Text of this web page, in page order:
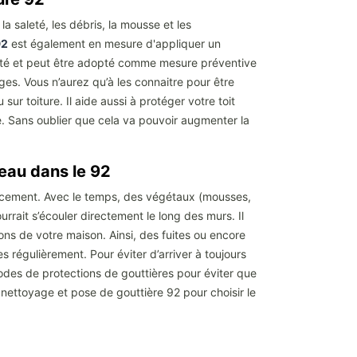
saleté, les débris, la mousse et les
est également en mesure d'appliquer un
et peut être adopté comme mesure préventive
Vous n’aurez qu’à les connaitre pour être
sur toiture. Il aide aussi à protéger votre toit
oublier que cela va pouvoir augmenter la
dans le 92
Avec le temps, des végétaux (mousses,
s’écouler directement le long des murs. Il
de votre maison. Ainsi, des fuites ou encore
Pour éviter d’arriver à toujours
de protections de gouttières pour éviter que
et pose de gouttière 92 pour choisir le